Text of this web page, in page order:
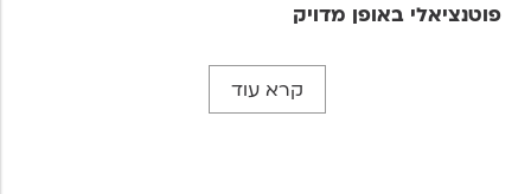
פוטנציאלי באופן מדויק
קרא עוד